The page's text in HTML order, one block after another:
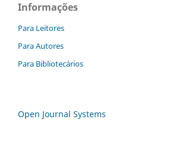
Informações
Para Leitores
Para Autores
Para Bibliotecários
Open Journal Systems